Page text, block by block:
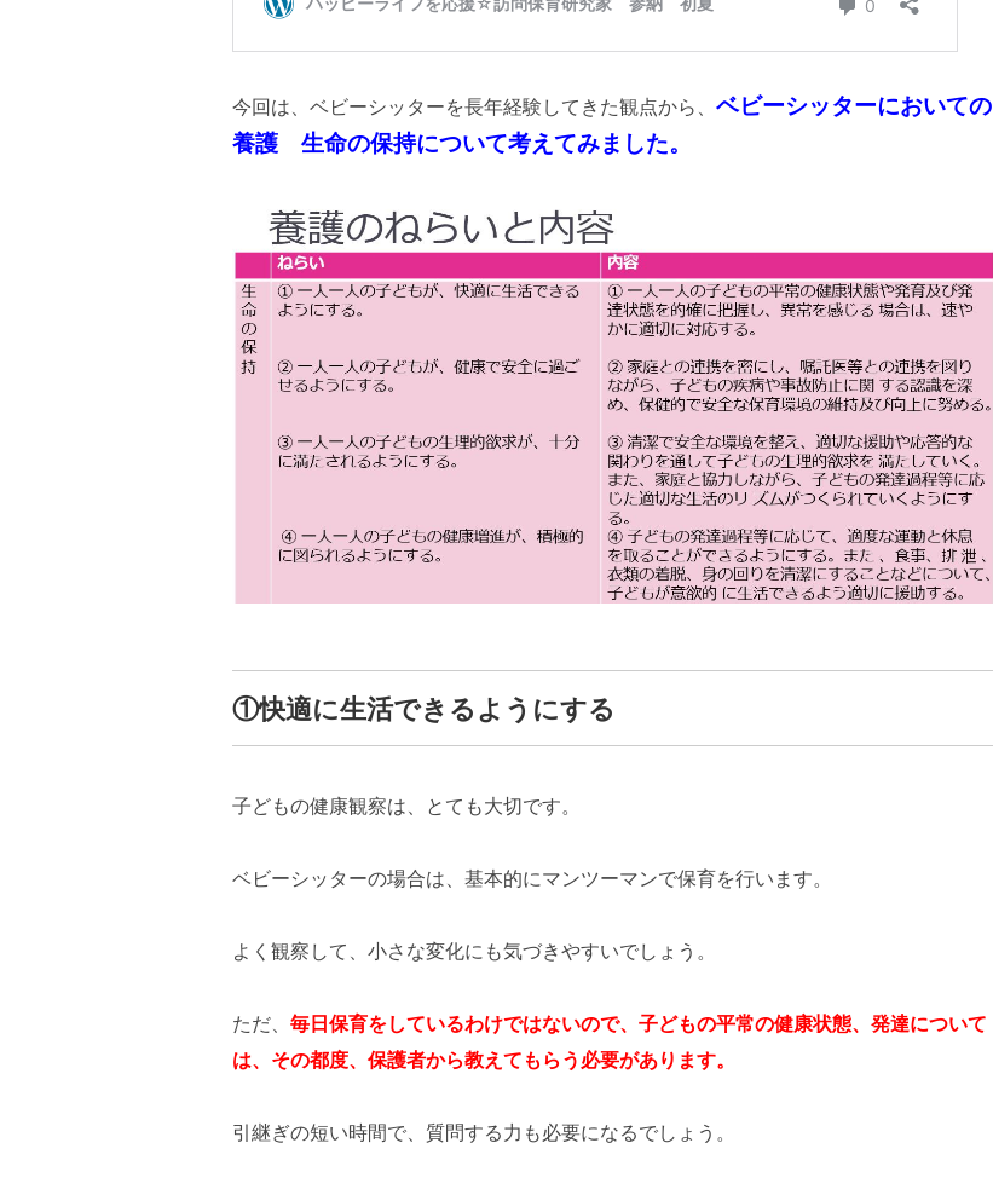
今回は、ベビーシッターを長年経験してきた観点から、 ベビーシッターにおいての
養護 生命の保持について考えてみました。
①快適に生活できるようにする
子どもの健康観察は、とても大切です。
ベビーシッターの場合は、基本的にマンツーマンで保育を行います。
よく観察して、小さな変化にも気づきやすいでしょう。
ただ、 毎日保育をしているわけではないので、子どもの平常の健康状態、発達について
は、その都度、保護者から教えてもらう必要があります。
引継ぎの短い時間で、質問する力も必要になるでしょう。